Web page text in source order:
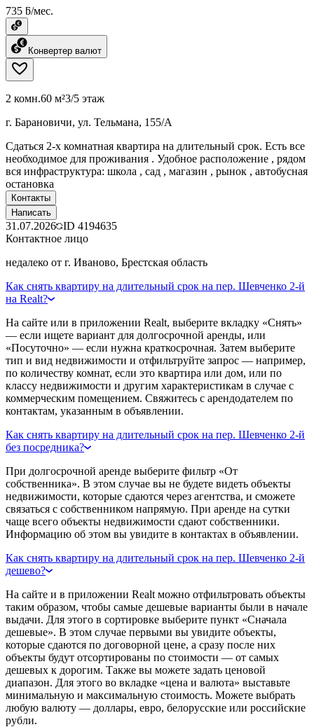
735 ƃ/мес.
Конвертер валют
2 комн.60 м²3/5 этаж
г. Барановичи, ул. Тельмана, 155/А
Сдаться 2-х комнатная квартира на длительный срок. Есть все
необходимое для проживания . Удобное расположение , рядом
вся инфраструктура: школа , сад , магазин , рынок , автобусная
остановка
Контакты
Написать
31.07.2026 ID 4194635
Контактное лицо
недалеко от г. Иваново, Брестская область
Как снять квартиру на длительный срок на пер. Шевченко 2-й
на Realt?
На сайте или в приложении Realt, выберите вкладку «Снять»
— если ищете вариант для долгосрочной аренды, или
«Посуточно» — если нужна краткосрочная. Затем выберите
тип и вид недвижимости и отфильтруйте запрос — например,
по количеству комнат, если это квартира или дом, или по
классу недвижимости и другим характеристикам в случае с
коммерческим помещением. Свяжитесь с арендодателем по
контактам, указанным в объявлении.
Как снять квартиру на длительный срок на пер. Шевченко 2-й
без посредника?
При долгосрочной аренде выберите фильтр «От
собственника». В этом случае вы не будете видеть объекты
недвижимости, которые сдаются через агентства, и сможете
связаться с собственником напрямую. При аренде на сутки
чаще всего объекты недвижимости сдают собственники.
Информацию об этом вы увидите в контактах в объявлении.
Как снять квартиру на длительный срок на пер. Шевченко 2-й
дешево?
На сайте и в приложении Realt можно отфильтровать объекты
таким образом, чтобы самые дешевые варианты были в начале
выдачи. Для этого в сортировке выберите пункт «Сначала
дешевые». В этом случае первыми вы увидите объекты,
которые сдаются по договорной цене, а сразу после них
объекты будут отсортированы по стоимости — от самых
дешевых к дорогим. Также вы можете задать ценовой
диапазон. Для этого во вкладке «цена и валюта» выставьте
минимальную и максимальную стоимость. Можете выбрать
любую валюту — доллары, евро, белорусские или российские
рубли.